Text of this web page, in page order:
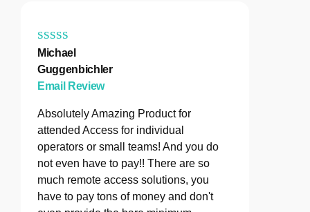
Michael
Guggenbichler
Email Review
Absolutely Amazing Product for
attended Access for individual
operators or small teams! And you do
not even have to pay!! There are so
much remote access solutions, you
have to pay tons of money and don't